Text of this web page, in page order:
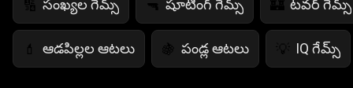
🔢 సంఖ్యల గేమ్స్ 🔫 షూటింగ్ గేమ్స్ 🏰 టవర్ గేమ్స్
💄 ఆడపిల్లల ఆటలు 🍇 పండ్ల ఆటలు 💡 IQ గేమ్స్